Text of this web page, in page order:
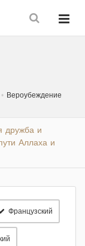
Вероубеждение
дружба и
Аллаха и
Французский